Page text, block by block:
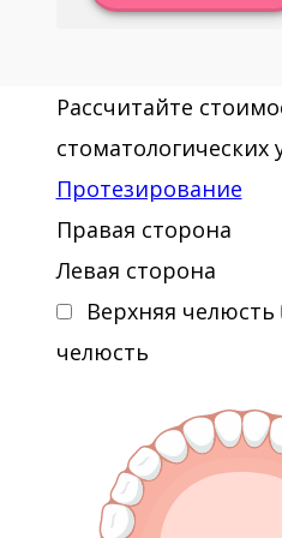
Рассчитайте
стоматологических
Протезирование
Правая сторона
Левая сторона
Верхняя челюсть
челюсть